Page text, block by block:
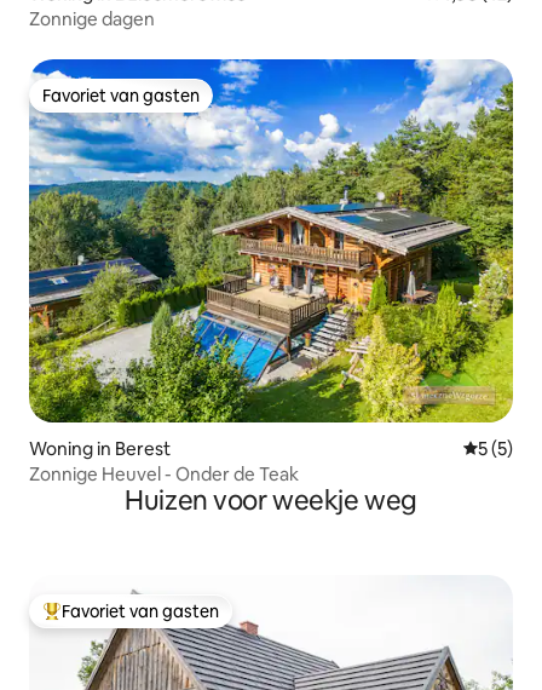
Zonnige dagen
Favoriet van gasten
Favoriet van gasten
Woning in Berest
5 (5)
Zonnige Heuvel - Onder de Teak
Huizen voor weekje weg
Topfavoriet van gasten
Favoriet van gasten